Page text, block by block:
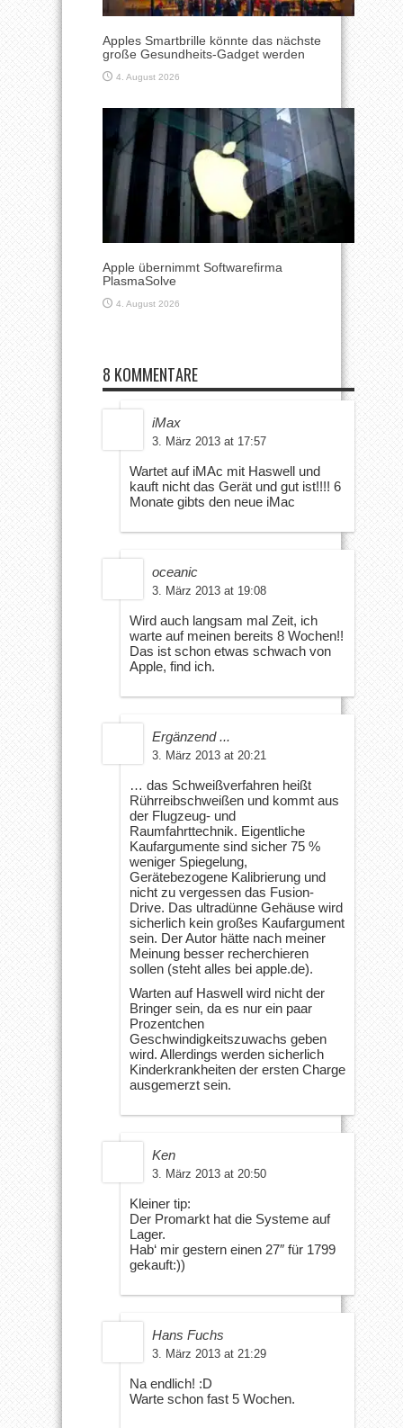
Apples Smartbrille könnte das nächste
große Gesundheits-Gadget werden
4. August 2026
Apple übernimmt Softwarefirma
PlasmaSolve
4. August 2026
8 KOMMENTARE
iMax
3. März 2013 at 17:57
Wartet auf iMAc mit Haswell und
kauft nicht das Gerät und gut ist!!!! 6
Monate gibts den neue iMac
oceanic
3. März 2013 at 19:08
Wird auch langsam mal Zeit, ich
warte auf meinen bereits 8 Wochen!!
Das ist schon etwas schwach von
Apple, find ich.
Ergänzend ...
3. März 2013 at 20:21
… das Schweißverfahren heißt
Rührreibschweißen und kommt aus
der Flugzeug- und
Raumfahrttechnik. Eigentliche
Kaufargumente sind sicher 75 %
weniger Spiegelung,
Gerätebezogene Kalibrierung und
nicht zu vergessen das Fusion-
Drive. Das ultradünne Gehäuse wird
sicherlich kein großes Kaufargument
sein. Der Autor hätte nach meiner
Meinung besser recherchieren
sollen (steht alles bei apple.de).
Warten auf Haswell wird nicht der
Bringer sein, da es nur ein paar
Prozentchen
Geschwindigkeitszuwachs geben
wird. Allerdings werden sicherlich
Kinderkrankheiten der ersten Charge
ausgemerzt sein.
Ken
3. März 2013 at 20:50
Kleiner tip:
Der Promarkt hat die Systeme auf
Lager.
Hab‘ mir gestern einen 27″ für 1799
gekauft:))
Hans Fuchs
3. März 2013 at 21:29
Na endlich! :D
Warte schon fast 5 Wochen.